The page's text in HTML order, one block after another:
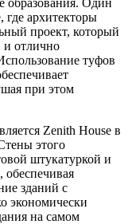
архитекторы
проект, который
и отлично
туфов
при этом
Zenith House в
этого
штукатуркой и
зданий с
экономически
на самом